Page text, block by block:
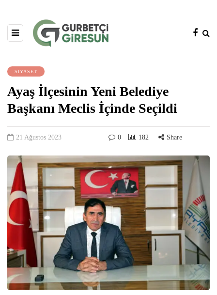
SİYASET
Ayaş İlçesinin Yeni Belediye
Başkanı Meclis İçinde Seçildi
21 Ağustos 2023 0 182 Share